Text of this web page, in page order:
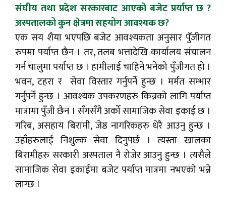
संघीय तथा प्रदेश सरकारबाट आएको बजेट प्रर्याप्त छ ?
अस्पतालको कुन क्षेत्रमा सहयोग आवश्यक छ?
एक सय शैया भएपछि बजेट आवश्यकता अनुसार पुँजीगत
रुपमा पर्याप्त छैन । तर, तलब भत्तादेखि कार्यालय संचालन
गर्न चालुमा पर्याप्त छ । हामीलाई चाहिने भनेको पुँजीगत हो ।
भवन, टहरा र सेवा विस्तार गर्नुपर्ने हुन्छ । मर्मत सम्भार
गर्नुपर्ने हुन्छ । आवश्यक उपकरणहरु किन्नको लागि पर्याप्त
मात्रामा पुँजी छैन । सँगसँगै अर्को सामाजिक सेवा इकाई छ ।
गरिब, असहाय बिरामी, जेष्ठ नागरिकहरु धेरै आउनु हुन्छ ।
उहाँहरुलाई निशुल्क सेवा दिनुपर्छ । त्यस्ता खालका
बिरामीहरु सरकारी अस्पताल नै रोजेर आउनु हुन्छ । त्यसैले
सामाजिक सेवा इकाईमा बजेट पर्याप्त मात्रमा नभएको भन्ने
लाग्छ ।